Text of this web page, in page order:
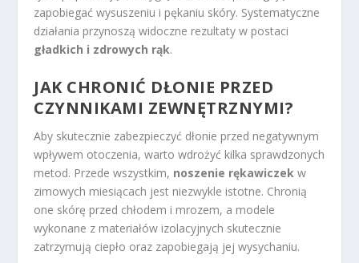
zapobiegać wysuszeniu i pękaniu skóry. Systematyczne
działania przynoszą widoczne rezultaty w postaci
gładkich i zdrowych rąk.
JAK CHRONIĆ DŁONIE PRZED
CZYNNIKAMI ZEWNĘTRZNYMI?
Aby skutecznie zabezpieczyć dłonie przed negatywnym
wpływem otoczenia, warto wdrożyć kilka sprawdzonych
metod. Przede wszystkim, noszenie rękawiczek w
zimowych miesiącach jest niezwykle istotne. Chronią
one skórę przed chłodem i mrozem, a modele
wykonane z materiałów izolacyjnych skutecznie
zatrzymują ciepło oraz zapobiegają jej wysychaniu.